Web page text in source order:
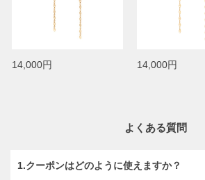
14,000円 14,000円
よくある質問
1.クーポンはどのように使えますか？